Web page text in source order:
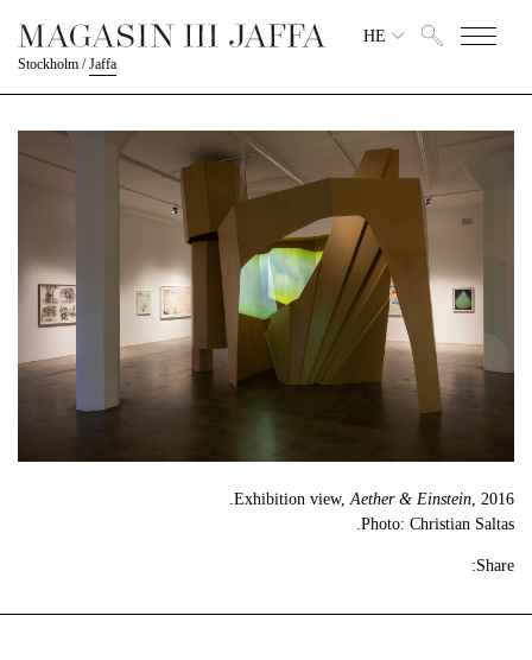
Stockholm /Jaffa
HE
Exhibition view, Aether & Einstein , 2016.
Photo: Christian Saltas.
Share: